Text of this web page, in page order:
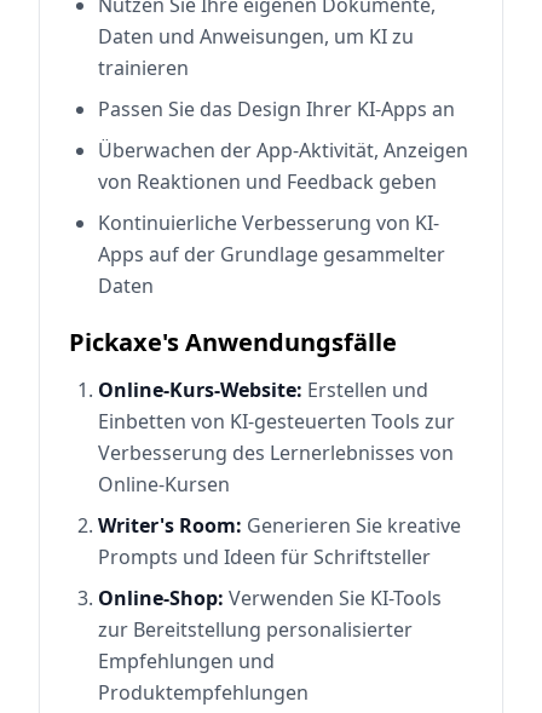
Daten und Anweisungen, um KI zu
trainieren
Passen Sie das Design Ihrer KI-Apps an
Überwachen der App-Aktivität, Anzeigen
von Reaktionen und Feedback geben
Kontinuierliche Verbesserung von KI-
Apps auf der Grundlage gesammelter
Daten
Pickaxe's Anwendungsfälle
Online-Kurs-Website: Erstellen und
Einbetten von KI-gesteuerten Tools zur
Verbesserung des Lernerlebnisses von
Online-Kursen
Writer's Room: Generieren Sie kreative
Prompts und Ideen für Schriftsteller
Online-Shop: Verwenden Sie KI-Tools
zur Bereitstellung personalisierter
Empfehlungen und
Produktempfehlungen